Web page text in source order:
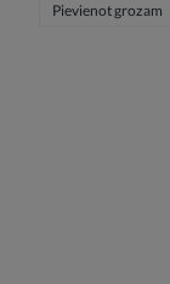
Pievienot grozam